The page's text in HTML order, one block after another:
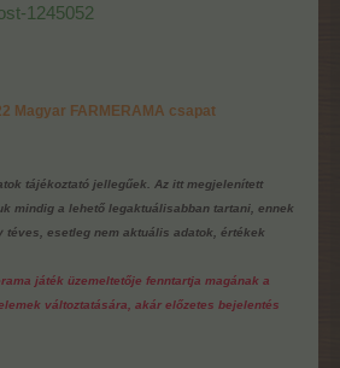
1245052
Magyar FARMERAMA csapat
tájékoztató jellegűek. Az itt megjelenített
mindig a lehető legaktuálisabban tartani, ennek
téves, esetleg nem aktuális adatok, értékek
játék üzemeltetője fenntartja magának a
változtatására, akár előzetes bejelentés